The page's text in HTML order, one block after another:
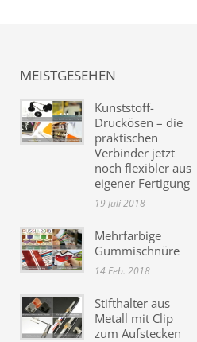
MEISTGESEHEN
Kunststoff-
Druckösen – die
praktischen
Verbinder jetzt
noch flexibler aus
eigener Fertigung
19 Juli 2018
Mehrfarbige
Gummischnüre
14 Feb. 2018
Stifthalter aus
Metall mit Clip
zum Aufstecken